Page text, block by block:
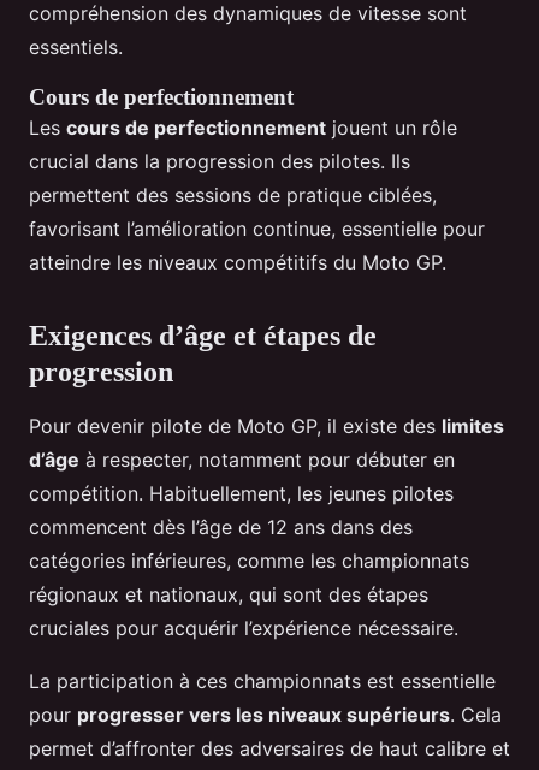
compréhension des dynamiques de vitesse sont
essentiels.
Cours de perfectionnement
Les cours de perfectionnement jouent un rôle
crucial dans la progression des pilotes. Ils
permettent des sessions de pratique ciblées,
favorisant l’amélioration continue, essentielle pour
atteindre les niveaux compétitifs du Moto GP.
Exigences d’âge et étapes de
progression
Pour devenir pilote de Moto GP, il existe des limites
d’âge à respecter, notamment pour débuter en
compétition. Habituellement, les jeunes pilotes
commencent dès l’âge de 12 ans dans des
catégories inférieures, comme les championnats
régionaux et nationaux, qui sont des étapes
cruciales pour acquérir l’expérience nécessaire.
La participation à ces championnats est essentielle
pour progresser vers les niveaux supérieurs. Cela
permet d’affronter des adversaires de haut calibre et